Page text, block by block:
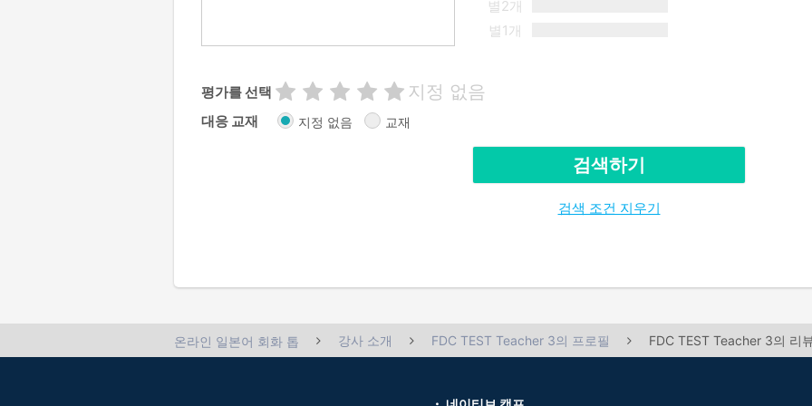
별2개
별1개
평가를 선택 지정 없음
대응 교재 지정 없음 교재
검색하기
검색 조건 지우기
온라인 일본어 회화 톱 강사 소개 FDC TEST Teacher 3의 프로필 FDC TEST Teacher 3의 리